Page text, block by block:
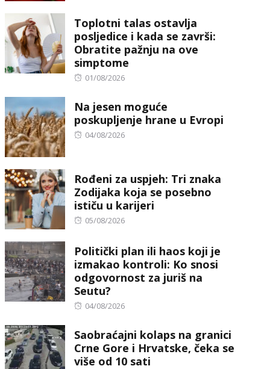
Toplotni talas ostavlja
posljedice i kada se završi:
Obratite pažnju na ove
simptome
Posted
01/08/2026
Na jesen moguće
poskupljenje hrane u Evropi
Posted
04/08/2026
Rođeni za uspjeh: Tri znaka
Zodijaka koja se posebno
ističu u karijeri
Posted
05/08/2026
Politički plan ili haos koji je
izmakao kontroli: Ko snosi
odgovornost za juriš na
Seutu?
Posted
04/08/2026
Saobraćajni kolaps na granici
Crne Gore i Hrvatske, čeka se
više od 10 sati